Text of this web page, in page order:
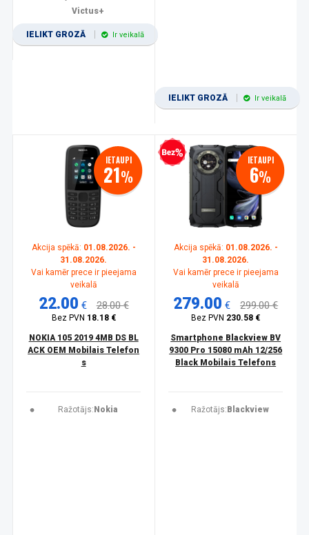
Victus+
IELIKT GROZĀ Ir veikalā
IELIKT GROZĀ Ir veikalā
IETAUPI
21%
Akcija spēkā: 01.08.2026. -
31.08.2026.
Vai kamēr prece ir pieejama
veikalā
22.00 € 28.00 €
Bez PVN 18.18 €
NOKIA 105 2019 4MB DS BL
ACK OEM Mobilais Telefon
s
Ražotājs: Nokia
Bezprocentu kredīts IETAUPI
6%
Akcija spēkā: 01.08.2026. -
31.08.2026.
Vai kamēr prece ir pieejama
veikalā
279.00 € 299.00 €
Bez PVN 230.58 €
Smartphone Blackview BV
9300 Pro 15080 mAh 12/256
Black Mobilais Telefons
Ražotājs: Blackview